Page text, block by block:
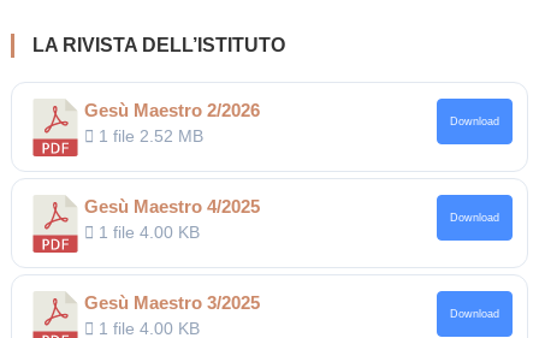
LA RIVISTA DELL’ISTITUTO
Gesù Maestro 2/2026
1 file 2.52 MB
Download
Gesù Maestro 4/2025
1 file4.00 KB
Download
Gesù Maestro 3/2025
1 file4.00 KB
Download